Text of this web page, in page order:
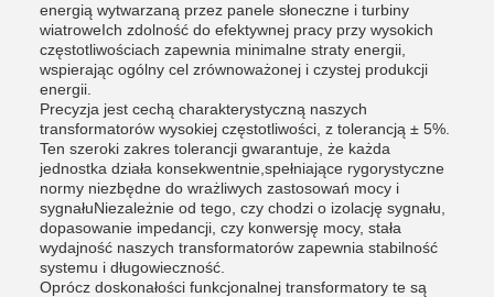
energią wytwarzaną przez panele słoneczne i turbiny
wiatroweIch zdolność do efektywnej pracy przy wysokich
częstotliwościach zapewnia minimalne straty energii,
wspierając ogólny cel zrównoważonej i czystej produkcji
energii.
Precyzja jest cechą charakterystyczną naszych
transformatorów wysokiej częstotliwości, z tolerancją ± 5%.
Ten szeroki zakres tolerancji gwarantuje, że każda
jednostka działa konsekwentnie,spełniające rygorystyczne
normy niezbędne do wrażliwych zastosowań mocy i
sygnałuNiezależnie od tego, czy chodzi o izolację sygnału,
dopasowanie impedancji, czy konwersję mocy, stała
wydajność naszych transformatorów zapewnia stabilność
systemu i długowieczność.
Oprócz doskonałości funkcjonalnej transformatory te są